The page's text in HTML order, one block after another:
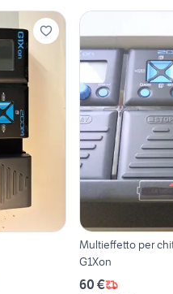
Multieffetto per
G1Xon
60 €